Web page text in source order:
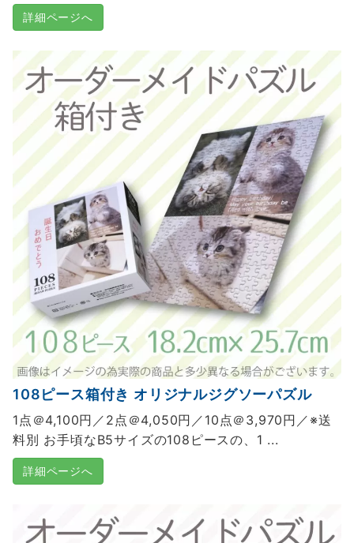
詳細ページへ
108ピース箱付き オリジナルジグソーパズル
1点＠4,100円／2点＠4,050円／10点＠3,970円／※送
料別 お手頃なB5サイズの108ピースの、1 ...
詳細ページへ